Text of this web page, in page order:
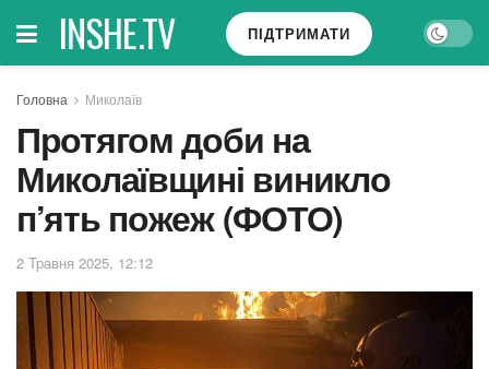
INSHE.TV ПІДТРИМАТИ
Головна Миколаїв
Протягом доби на
Миколаївщині виникло
п’ять пожеж (ФОТО)
2 Травня 2025, 12:12